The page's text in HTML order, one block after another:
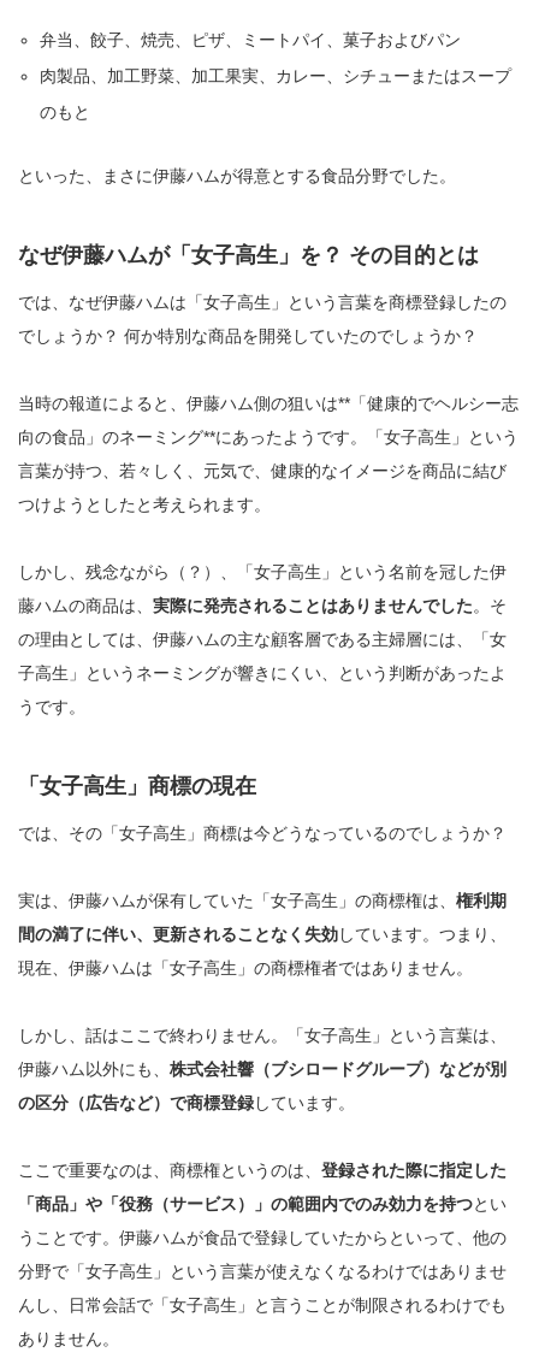
弁当、餃子、焼売、ピザ、ミートパイ、菓子およびパン
肉製品、加工野菜、加工果実、カレー、シチューまたはスープ
のもと
といった、まさに伊藤ハムが得意とする食品分野でした。
なぜ伊藤ハムが「女子高生」を？ その目的とは
では、なぜ伊藤ハムは「女子高生」という言葉を商標登録したの
でしょうか？ 何か特別な商品を開発していたのでしょうか？
当時の報道によると、伊藤ハム側の狙いは**「健康的でヘルシー志
向の食品」のネーミング**にあったようです。「女子高生」という
言葉が持つ、若々しく、元気で、健康的なイメージを商品に結び
つけようとしたと考えられます。
しかし、残念ながら（？）、「女子高生」という名前を冠した伊
藤ハムの商品は、 実際に発売されることはありませんでした。そ
の理由としては、伊藤ハムの主な顧客層である主婦層には、「女
子高生」というネーミングが響きにくい、という判断があったよ
うです。
「女子高生」商標の現在
では、その「女子高生」商標は今どうなっているのでしょうか？
実は、伊藤ハムが保有していた「女子高生」の商標権は、 権利期
間の満了に伴い、更新されることなく失効しています。つまり、
現在、伊藤ハムは「女子高生」の商標権者ではありません。
しかし、話はここで終わりません。「女子高生」という言葉は、
伊藤ハム以外にも、 株式会社響（ブシロードグループ）などが別
の区分（広告など）で商標登録しています。
ここで重要なのは、商標権というのは、 登録された際に指定した
「商品」や「役務（サービス）」の範囲内でのみ効力を持つとい
うことです。伊藤ハムが食品で登録していたからといって、他の
分野で「女子高生」という言葉が使えなくなるわけではありませ
んし、日常会話で「女子高生」と言うことが制限されるわけでも
ありません。